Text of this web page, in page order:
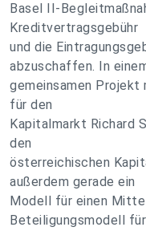
Basel II-
Kreditvertragsgebühr
und die
abzuschaffen. In
gemeinsamen
für den
Kapitalmarkt Richard
den
österreichischen
außerdem gerade ein
Modell für einen
Beteiligungsmodell